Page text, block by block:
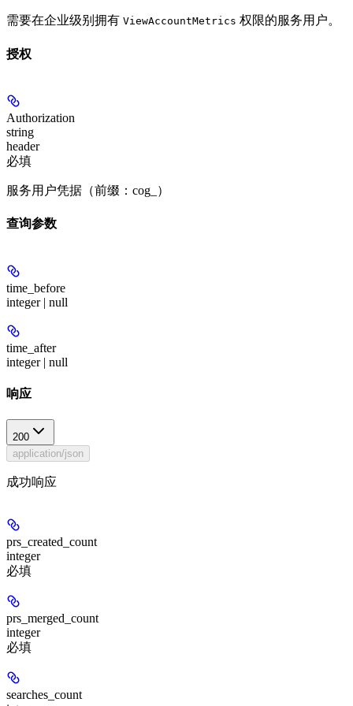
需要在企业级别拥有 ViewAccountMetrics 权限的服务用户。
授权
Authorization
string
header
必填
服务用户凭据（前缀：cog_）
查询参数
time_before
integer | null
time_after
integer | null
响应
200
application/json
成功响应
prs_created_count
integer
必填
prs_merged_count
integer
必填
searches_count